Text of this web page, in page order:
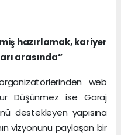
hazırlamak, kariyer
arasında”
web
Düşünmez ise Garaj
destekleyen yapısına
vizyonunu paylaşan bir